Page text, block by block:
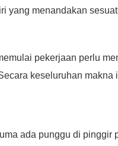
yang menandakan
pekerjaan perlu
keseluruhan
ada punggu di pinggir